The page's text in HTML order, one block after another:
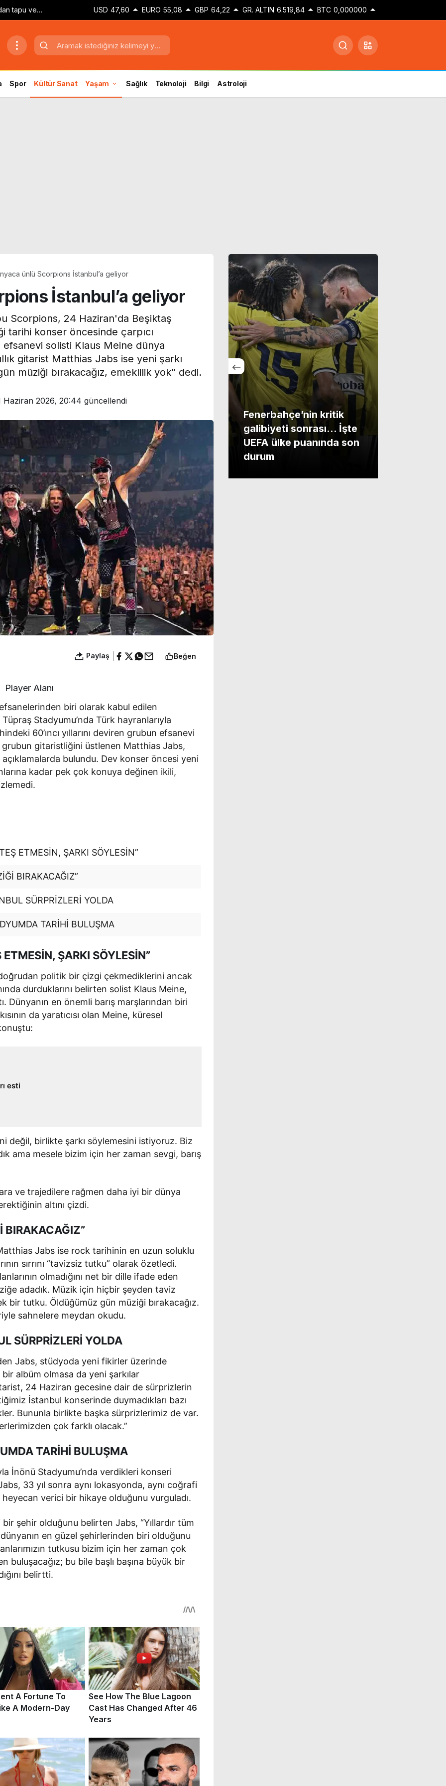
tapu ve USD 47,60 EURO 55,08 GBP 64,22 GR. ALTIN 6.519,84 BTC 0,000000
Spor Kültür Sanat Yaşam Sağlık Teknoloji Bilgi Astroloji
ünlü Scorpions İstanbul’a geliyor
İstanbul’a geliyor
Scorpions, 24 Haziran'da Beşiktaş
konser öncesinde çarpıcı
efsanevi solisti Klaus Meine dünya
gitarist Matthias Jabs ise yeni şarkı
müziği bırakacağız, emeklilik yok" dedi.
Haziran 2026, 20:44 güncellendi
Paylaş Beğen
Player Alanı
biri olarak kabul edilen
Stadyumu’nda Türk hayranlarıyla
60’ıncı yıllarını deviren grubun efsanevi
grubun gitaristliğini üstlenen Matthias Jabs,
bulundu. Dev konser öncesi yeni
kadar pek çok konuya değinen ikili,
ETMESİN, ŞARKI SÖYLESİN”
BIRAKACAĞIZ”
SÜRPRİZLERİ YOLDA
TARİHİ BULUŞMA
ŞARKI SÖYLESİN”
politik bir çizgi çekmediklerini ancak
durduklarını belirten solist Klaus Meine,
Dünyanın en önemli barış marşlarından biri
da yaratıcısı olan Meine, küresel
esti
değil, birlikte şarkı söylemesini istiyoruz. Biz
ama mesele bizim için her zaman sevgi, barış
ve trajedilere rağmen daha iyi bir dünya
altını çizdi.
BIRAKACAĞIZ”
Jabs ise rock tarihinin en uzun soluklu
sırrını “tavizsiz tutku” olarak özetledi.
olmadığını net bir dille ifade eden
adadık. Müzik için hiçbir şeyden taviz
bir tutku. Öldüğümüz gün müziği bırakacağız.
sahnelere meydan okudu.
SÜRPRİZLERİ YOLDA
Jabs, stüdyoda yeni fikirler üzerinde
bir albüm olmasa da yeni şarkılar
24 Haziran gecesine dair de sürprizlerin
İstanbul konserinde duymadıkları bazı
Bununla birlikte başka sürprizlerimiz de var.
çok farklı olacak.”
TARİHİ BULUŞMA
İnönü Stadyumu’nda verdikleri konseri
33 yıl sonra aynı lokasyonda, aynı coğrafi
verici bir hikaye olduğunu vurguladı.
şehir olduğunu belirten Jabs, “Yıllardır tüm
en güzel şehirlerinden biri olduğunu
tutkusu bizim için her zaman çok
buluşacağız; bu bile başlı başına büyük bir
belirtti.
ne
Yükseliş sürüyor: Altın
fiyatları 7 haftanın
zirvesinde
Fenerbahçe’nin kritik
galibiyeti sonrası… İşte
UEFA ülke puanında son
durum